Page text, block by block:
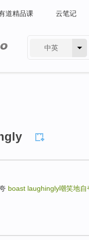
道精品课 云笔记
中英
boast laughingly嘲笑地自